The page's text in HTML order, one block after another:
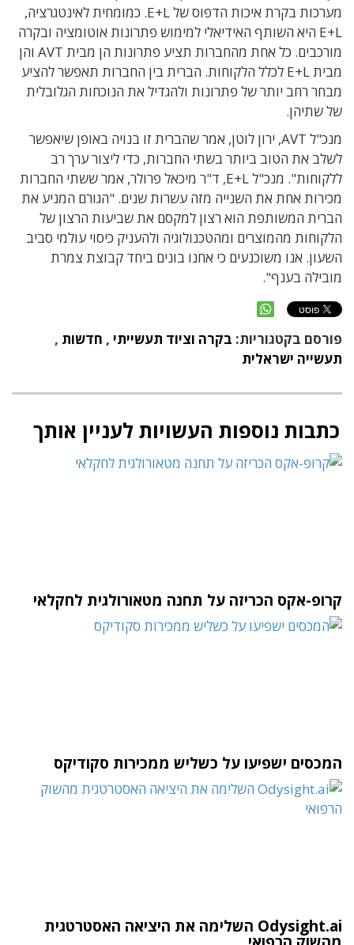
מערכות בקרת איכות הדפוס של E+L. כמומחית לאינטגרציה,
E+L היא השותף האידיאלי למימוש פתרונות אוטומציה ובקרה
מורכבים. כל אחת מהחברות תציע פתרונות הן מבית AVT והן
מבית E+L לכלל הלקוחות. הברית בין החברות תאפשר להציע
מבחר רחב יותר של פתרונות ולהגדיל את הנוכחות הגלובלית
של שתיהן.
מנכ"ל AVT, ירון לוטן, אמר שהברית זו בנויה באופן שיאפשר
לשלב את הטוב ביותר בשתי החברות, כדי ליצור ערך רב
ללקוחות". מנכ"ל E+L, ד"ר מיכאל פרולר, אמר ששתי החברות
מכירות אחת את השנייה מזה עשרות שנים. "הגורם המניע את
הברית המשותפת הוא רצון למקסם את שביעות הרצון של
הלקוחות מהמוצרים ומהטכנולוגיה ולהעניק כיסוי עולמי סביב
השעון. אנו משוכנעים כי אחנו בונים ביחד קבוצת צמרת
מובילה בענף".
פורסם בקטגוריות: בקרה וציוד תעשייתי , חדשות ,
תעשייה ישראלית
כתבות נוספות העשויות לעניין אותך
קרופ-אקס הכריזה על תחנה מטאורולגית לחקלאי
המכסים ישפיעו על כשליש ממכירות סקודיקס
Odysight.ai השלימה את היציאה האסטרטגית